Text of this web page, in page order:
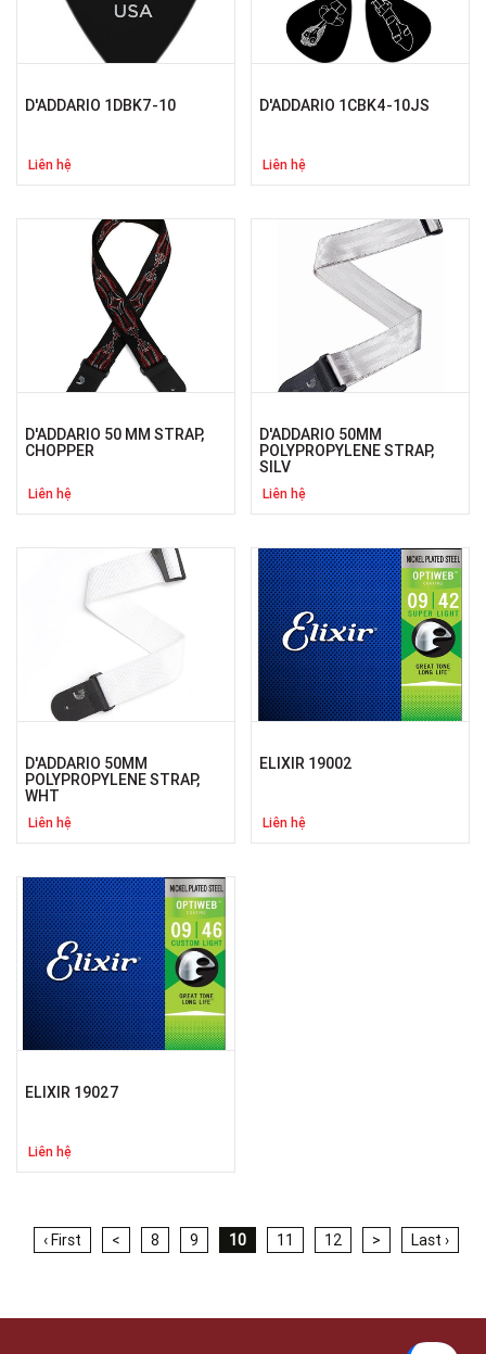
D'ADDARIO 1DBK7-10
Liên hệ
D'ADDARIO 1CBK4-10JS
Liên hệ
D'ADDARIO 50 MM STRAP,
CHOPPER
Liên hệ
D'ADDARIO 50MM
POLYPROPYLENE STRAP,
SILV
Liên hệ
D'ADDARIO 50MM
POLYPROPYLENE STRAP,
WHT
Liên hệ
ELIXIR 19002
Liên hệ
ELIXIR 19027
Liên hệ
‹ First < 8 9 10 11 12 > Last ›